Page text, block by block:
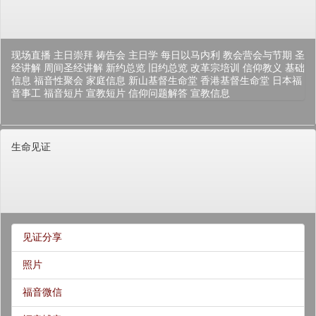
现场直播 主日崇拜 祷告会 主日学 每日以马内利 教会营会与节期 圣
经讲解 周间圣经讲解 新约总览 旧约总览 改革宗培训 信仰教义 基础
信息 福音性聚会 家庭信息 新山基督生命堂 香港基督生命堂 日本福
音事工 福音短片 宣教短片 信仰问题解答 宣教信息
生命见证
见证分享
照片
福音微信